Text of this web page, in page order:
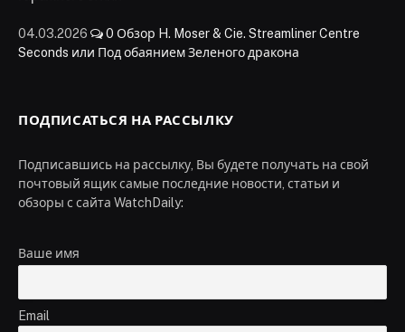
04.03.2026 0 Обзор H. Moser & Cie. Streamliner Centre
Seconds или Под обаянием Зеленого дракона
ПОДПИСАТЬСЯ НА РАССЫЛКУ
Подписавшись на рассылку, Вы будете получать на свой
почтовый ящик самые последние новости, статьи и
обзоры с сайта WatchDaily:
Ваше имя
Email